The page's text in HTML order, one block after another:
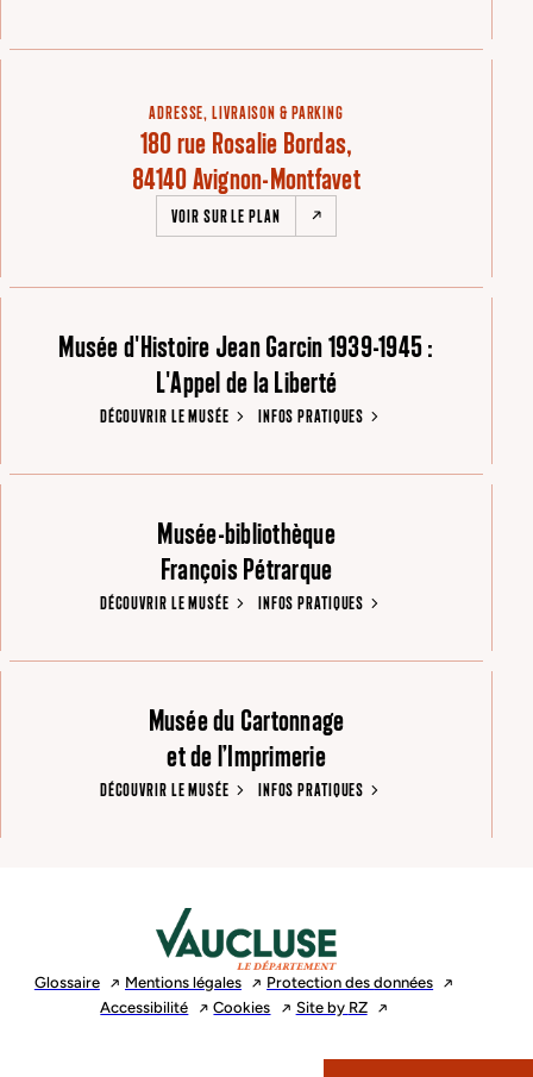
ADRESSE, LIVRAISON & PARKING
180 rue Rosalie Bordas,
84140 Avignon-Montfavet
VOIR SUR LE PLAN
Musée d'Histoire Jean Garcin 1939-1945 :
L'Appel de la Liberté
DÉCOUVRIR LE MUSÉE INFOS PRATIQUES
Musée-bibliothèque
François Pétrarque
DÉCOUVRIR LE MUSÉE INFOS PRATIQUES
Musée du Cartonnage
et de l’Imprimerie
DÉCOUVRIR LE MUSÉE INFOS PRATIQUES
Glossaire Mentions légales Protection desdonnées
Accessibilité
Cookies Site by RZ